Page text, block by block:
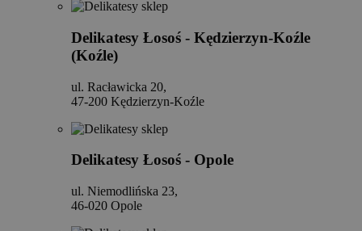
Delikatesy Łosoś - Kędzierzyn-Koźle
(Koźle)
ul. Racławicka 20,
47-200 Kędzierzyn-Koźle
Delikatesy Łosoś - Opole
ul. Niemodlińska 23,
46-020 Opole